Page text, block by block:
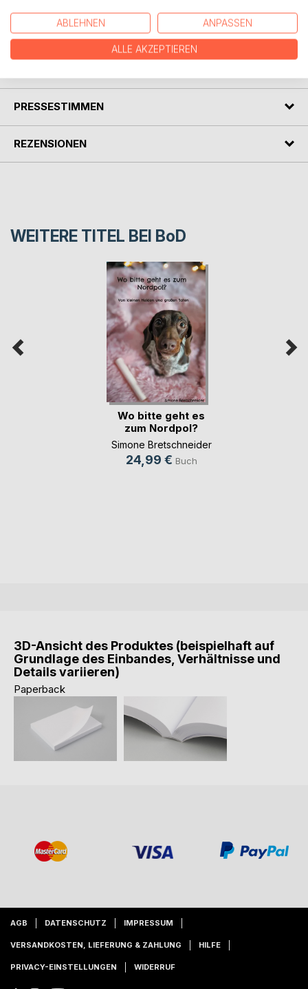
Damit es nicht zu langweilig wird, gibt es obendrein ein paar
Geschichten aus Hotzihausen
PRESSESTIMMEN
REZENSIONEN
WEITERE TITEL BEI BoD
Wo bitte geht es
zum Nordpol?
Simone Bretschneider
24,99 € Buch
3D-Ansicht des Produktes (beispielhaft auf
Grundlage des Einbandes, Verhältnisse und
Details variieren)
Paperback
AGB DATENSCHUTZ IMPRESSUM
VERSANDKOSTEN, LIEFERUNG & ZAHLUNG HILFE
PRIVACY-EINSTELLUNGEN WIDERRUF
ABLEHNEN ANPASSEN
ALLE AKZEPTIEREN